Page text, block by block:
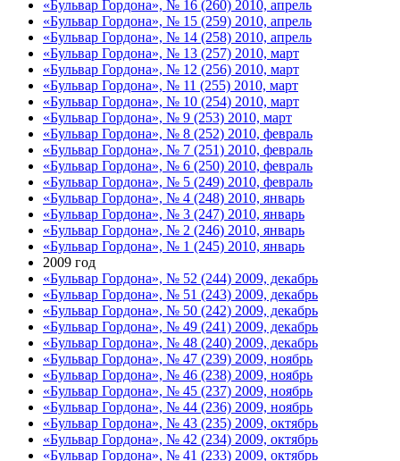
«Бульвар Гордона», № 16 (260) 2010, апрель
«Бульвар Гордона», № 15 (259) 2010, апрель
«Бульвар Гордона», № 14 (258) 2010, апрель
«Бульвар Гордона», № 13 (257) 2010, март
«Бульвар Гордона», № 12 (256) 2010, март
«Бульвар Гордона», № 11 (255) 2010, март
«Бульвар Гордона», № 10 (254) 2010, март
«Бульвар Гордона», № 9 (253) 2010, март
«Бульвар Гордона», № 8 (252) 2010, февраль
«Бульвар Гордона», № 7 (251) 2010, февраль
«Бульвар Гордона», № 6 (250) 2010, февраль
«Бульвар Гордона», № 5 (249) 2010, февраль
«Бульвар Гордона», № 4 (248) 2010, январь
«Бульвар Гордона», № 3 (247) 2010, январь
«Бульвар Гордона», № 2 (246) 2010, январь
«Бульвар Гордона», № 1 (245) 2010, январь
2009 год
«Бульвар Гордона», № 52 (244) 2009, декабрь
«Бульвар Гордона», № 51 (243) 2009, декабрь
«Бульвар Гордона», № 50 (242) 2009, декабрь
«Бульвар Гордона», № 49 (241) 2009, декабрь
«Бульвар Гордона», № 48 (240) 2009, декабрь
«Бульвар Гордона», № 47 (239) 2009, ноябрь
«Бульвар Гордона», № 46 (238) 2009, ноябрь
«Бульвар Гордона», № 45 (237) 2009, ноябрь
«Бульвар Гордона», № 44 (236) 2009, ноябрь
«Бульвар Гордона», № 43 (235) 2009, октябрь
«Бульвар Гордона», № 42 (234) 2009, октябрь
«Бульвар Гордона», № 41 (233) 2009, октябрь